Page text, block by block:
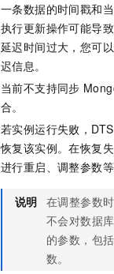
一条数据的时间戳和
执行更新操作可能导
延迟时间过大，您可
迟信息。
当前不支持同步
合。
若实例运行失败，DTS
恢复该实例。在恢复
进行重启、调整参数等
说明 在调整参数
不会对数据
的参数，包
数。